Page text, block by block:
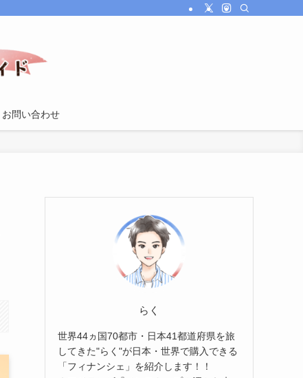
お問い合わせ
らく
世界44ヵ国70都市・日本41都道府県を旅
してきた"らく"が日本・世界で購入できる
「フィナンシェ」を紹介します！！